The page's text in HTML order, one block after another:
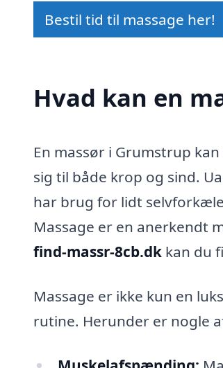
Bestil tid til massage her!
Hvad kan en
En massør i Grumstrup
sig til både krop og sind.
har brug for lidt
Massage er en anerkendt
find-massr-8cb.dk kan du
Massage er ikke kun en
rutine. Herunder er nogle